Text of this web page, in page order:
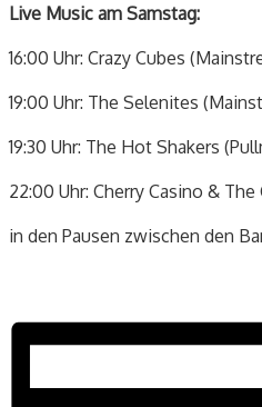
Live Music am Samstag:
16:00 Uhr: Crazy Cubes
19:00 Uhr: The Selenites
19:30 Uhr: The Hot Shakers
22:00 Uhr: Cherry Casino &
in den Pausen zwischen den